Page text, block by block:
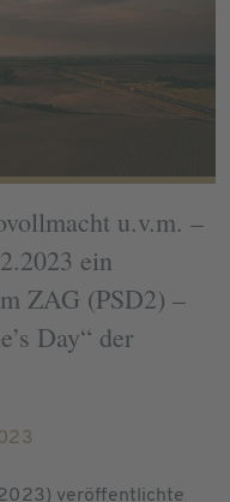
u.v.m. –
ein
ZAG (PSD2) –
Day“ der
veröffentlichte